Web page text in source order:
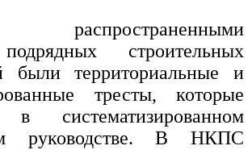
распространенными
строительных
были территориальные и
тресты, которые
в систематизированном
руководстве. В НКПС